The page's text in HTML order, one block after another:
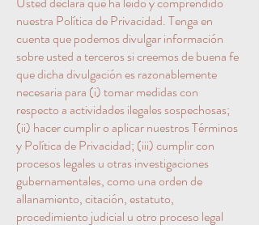
nuestra Política de Privacidad. Tenga en
cuenta que podemos divulgar información
sobre usted a terceros si creemos de buena fe
que dicha divulgación es razonablemente
necesaria para (i) tomar medidas con
respecto a actividades ilegales sospechosas;
(ii) hacer cumplir o aplicar nuestros Términos
y Política de Privacidad; (iii) cumplir con
procesos legales u otras investigaciones
gubernamentales, como una orden de
allanamiento, citación, estatuto,
procedimiento judicial u otro proceso legal